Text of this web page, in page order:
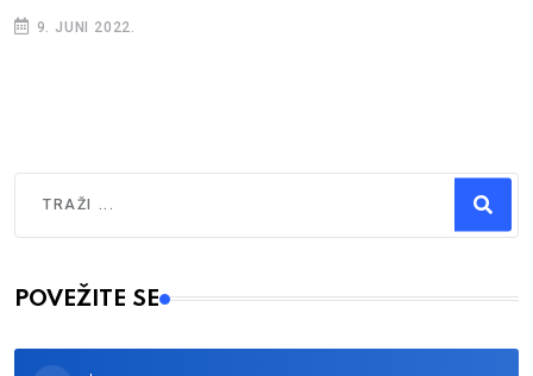
9. JUNI 2022.
Type 2 or more characters for results.
POVEŽITE SE